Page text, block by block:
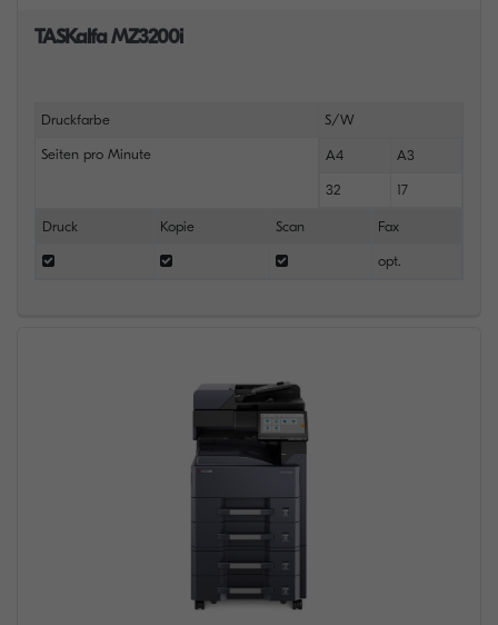
TASKalfa MZ3200i
Druckfarbe S/W
Seiten pro Minute A4 A3
32 17
Druck Kopie Scan Fax
opt.